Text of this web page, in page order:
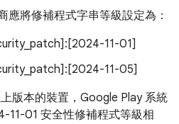
應將修補程式字串等級設定為：
11-01]
11-05]
版本的裝置，Google Play 系統
11-01 安全性修補程式等級相